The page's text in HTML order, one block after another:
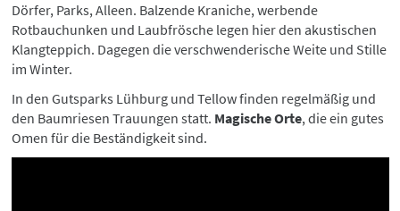
Dörfer, Parks, Alleen. Balzende Kraniche, werbende
Rotbauchunken und Laubfrösche legen hier den akustischen
Klangteppich. Dagegen die verschwenderische Weite und Stille
im Winter.
In den Gutsparks Lühburg und Tellow finden regelmäßig und
den Baumriesen Trauungen statt. Magische Orte, die ein gutes
Omen für die Beständigkeit sind.